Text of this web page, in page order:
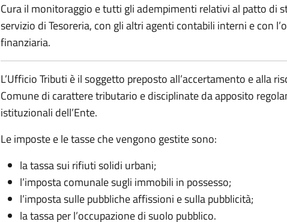
Cura il monitoraggio e tutti gli adempimenti relativi al patto di
servizio di Tesoreria, con gli altri agenti contabili interni e con
finanziaria.
L’Ufficio Tributi è il soggetto preposto all’accertamento e alla
Comune di carattere tributario e disciplinate da apposito
istituzionali dell’Ente.
Le imposte e le tasse che vengono gestite sono:
la tassa sui rifiuti solidi urbani;
l’imposta comunale sugli immobili in possesso;
l’imposta sulle pubbliche affissioni e sulla pubblicità;
la tassa per l’occupazione di suolo pubblico.